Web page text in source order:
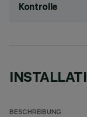
Kontrolle
BESCHREIBUNG